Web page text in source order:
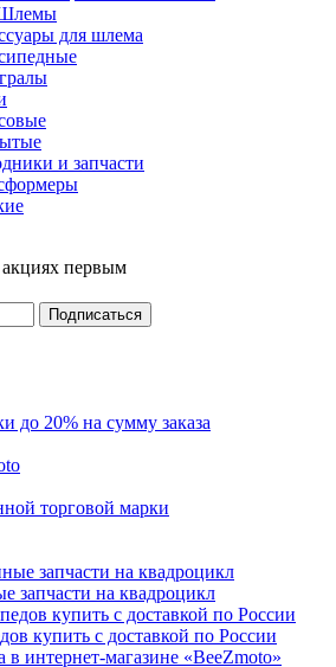
для шлема
и запчасти
акциях первым
до 20% на сумму заказа
торговой марки
запчасти на квадроцикл
купить с доставкой по России